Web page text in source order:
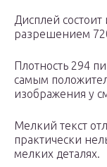
Дисплей
разрешением
Плотность 294
самым
изображения у
Мелкий текст
практически
мелких деталях.